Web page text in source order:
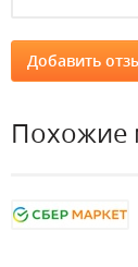
Похожие